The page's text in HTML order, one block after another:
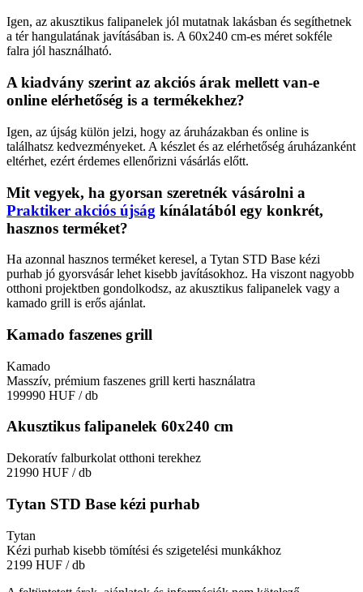
Igen, az akusztikus falipanelek jól mutatnak lakásban és segíthetnek
a tér hangulatának javításában is. A 60x240 cm-es méret sokféle
falra jól használható.
A kiadvány szerint az akciós árak mellett van-e
online elérhetőség is a termékekhez?
Igen, az újság külön jelzi, hogy az áruházakban és online is
találhatsz kedvezményeket. A készlet és az elérhetőség áruházanként
eltérhet, ezért érdemes ellenőrizni vásárlás előtt.
Mit vegyek, ha gyorsan szeretnék vásárolni a
Praktiker akciós újság kínálatából egy konkrét,
hasznos terméket?
Ha azonnal hasznos terméket keresel, a Tytan STD Base kézi
purhab jó gyorsvásár lehet kisebb javításokhoz. Ha viszont nagyobb
otthoni projektben gondolkodsz, az akusztikus falipanelek vagy a
kamado grill is erős ajánlat.
Kamado faszenes grill
Kamado
Masszív, prémium faszenes grill kerti használatra
199990 HUF / db
Akusztikus falipanelek 60x240 cm
Dekoratív falburkolat otthoni terekhez
21990 HUF / db
Tytan STD Base kézi purhab
Tytan
Kézi purhab kisebb tömítési és szigetelési munkákhoz
2199 HUF / db